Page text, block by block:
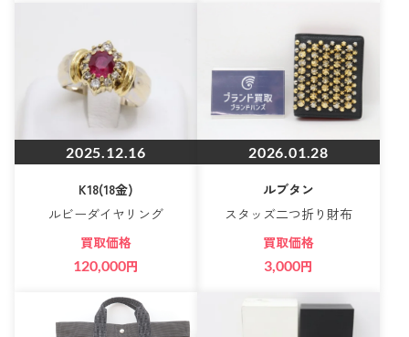
2025.12.16
K18(18金)
ルビーダイヤリング
買取価格
120,000円
2026.01.28
ルブタン
スタッズ二つ折り財布
買取価格
3,000円